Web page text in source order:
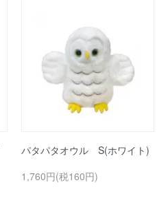
パタパタオウル S(ホワイト)
1,760円(税160円)